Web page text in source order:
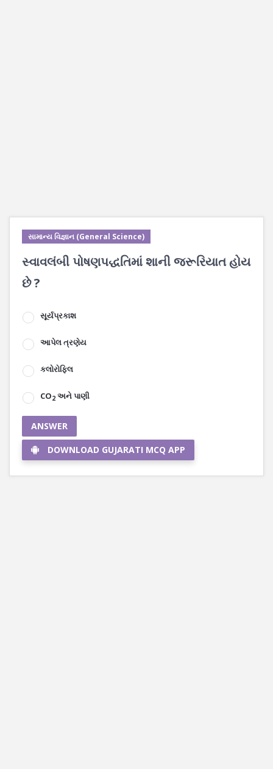
સામાન્ય વિજ્ઞાન (General Science)
સ્વાવલંબી પોષણપદ્ધતિમાં શાની જરૂરિયાત હોય
છે ?
સૂર્યપ્રકાશ
આપેલ ત્રણેય
કલોરોફિલ
CO2 અને પાણી
ANSWER
DOWNLOAD GUJARATI MCQ APP